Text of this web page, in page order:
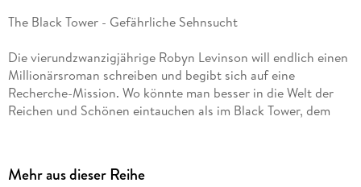
The Black Tower - Gefährliche Sehnsucht
Die vierundzwanzigjährige Robyn Levinson will endlich einen
Millionärsroman schreiben und begibt sich auf eine
Recherche-Mission. Wo könnte man besser in die Welt der
Reichen und Schönen eintauchen als im Black Tower, dem
über die glamouröse Ober-schicht in Erfahrung bringen. Als
sie allerdings seinem Sohn zugeteilt wird, gerät sie ins Strau-
Mehr aus dieser Reihe